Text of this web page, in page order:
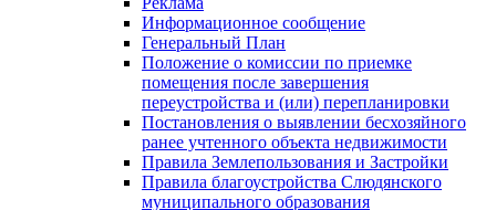
Информационное сообщение
Генеральный План
Положение о комиссии по приемке
помещения после завершения
переустройства и (или) перепланировки
Постановления о выявлении бесхозяйного
ранее учтенного объекта недвижимости
Правила Землепользования и Застройки
Правила благоустройства Слюдянского
муниципального образования